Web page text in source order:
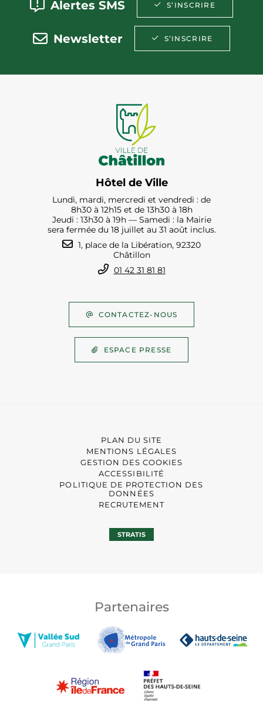
Alertes SMS S’INSCRIRE
Newsletter S’INSCRIRE
Hôtel de Ville
Lundi, mardi, mercredi et vendredi : de
8h30 à 12h15 et de 13h30 à 18h
Jeudi : 13h30 à 19h — Samedi : la Mairie
sera fermée du 18 juillet au 31 août inclus.
1, place de la Libération, 92320
Châtillon
01 42 31 81 81
CONTACTEZ-NOUS
ESPACE PRESSE
PLAN DU SITE
MENTIONS LÉGALES
GESTION DES COOKIES
ACCESSIBILITÉ
POLITIQUE DE PROTECTION DES
DONNÉES
RECRUTEMENT
STRATIS
Partenaires